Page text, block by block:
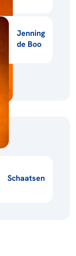
Jenning
de Boo
Schaatsen